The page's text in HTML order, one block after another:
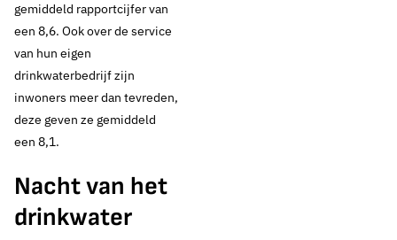
gemiddeld rapportcijfer van
een 8,6. Ook over de service
van hun eigen
drinkwaterbedrijf zijn
inwoners meer dan tevreden,
deze geven ze gemiddeld
een 8,1.
Nacht van het
drinkwater